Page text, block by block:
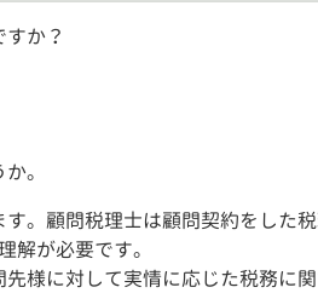
か？
。
。顧問税理士は顧問契約をした
解が必要です。
様に対して実情に応じた税務に